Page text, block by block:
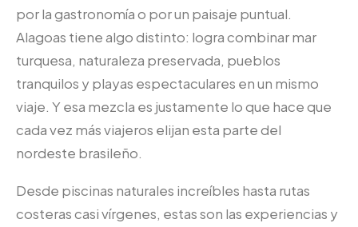
por la gastronomía o por un paisaje puntual.
Alagoas tiene algo distinto: logra combinar mar
turquesa, naturaleza preservada, pueblos
tranquilos y playas espectaculares en un mismo
viaje. Y esa mezcla es justamente lo que hace que
cada vez más viajeros elijan esta parte del
nordeste brasileño.
Desde piscinas naturales increíbles hasta rutas
costeras casi vírgenes, estas son las experiencias y